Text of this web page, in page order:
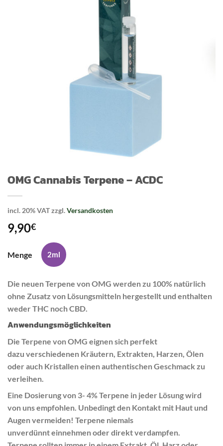
OMG Cannabis Terpene – ACDC
incl. 20% VATzzgl.Versandkosten
9,90€
Menge 2ml
Die neuen Terpene von OMG werden zu 100% natürlich
ohne Zusatz von Lösungsmitteln hergestellt und enthalten
weder THC noch CBD.
Anwendungsmöglichkeiten
Die Terpene von OMG eignen sich perfekt
dazu verschiedenen Kräutern, Extrakten, Harzen, Ölen
oder auch Kristallen einen authentischen Geschmack zu
verleihen.
Eine Dosierung von 3- 4% Terpene in jeder Lösung wird
von uns empfohlen. Unbedingt den Kontakt mit Haut und
Augen vermeiden! Terpene niemals
unverdünnt einnehmen oder direkt verdampfen.